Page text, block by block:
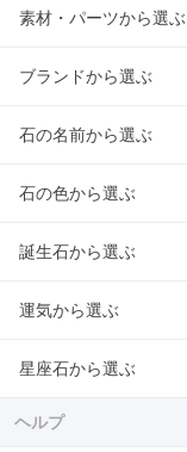
素材・パーツから選ぶ
ブランドから選ぶ
石の名前から選ぶ
石の色から選ぶ
誕生石から選ぶ
運気から選ぶ
星座石から選ぶ
ヘルプ